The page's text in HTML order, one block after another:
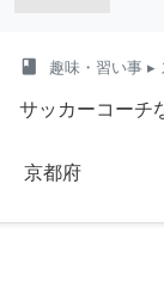
class 趣味・習い事 ▸
サッカーコーチ
京都府